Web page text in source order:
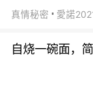
真情秘密 愛諾
自烧一碗面，